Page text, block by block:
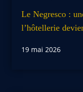
Le Negresco :
l’hôtellerie
19 mai 2026